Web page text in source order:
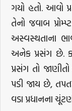
ગયો હતો. આવો
તેનો જવાબ
અસ્વસ્થતાના
અનેક પ્રસંગ છે.
પ્રસંગ તો
પડી જાય છે,
વડા પ્રધાનના